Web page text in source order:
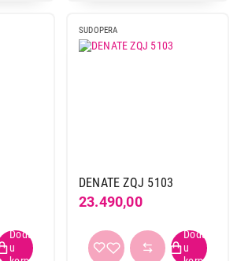
SUDOPERA
DENATE ZQJ 5103
23.490,00